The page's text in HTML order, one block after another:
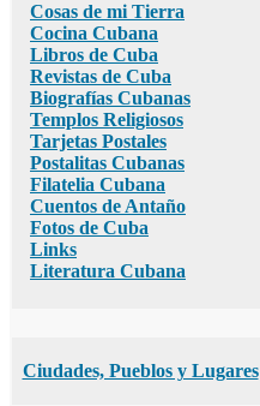
Cosas de mi Tierra
Cocina Cubana
Libros de Cuba
Revistas de Cuba
Biografías Cubanas
Templos Religiosos
Tarjetas Postales
Postalitas Cubanas
Filatelia Cubana
Cuentos de Antaño
Fotos de Cuba
Links
Literatura Cubana
Ciudades, Pueblos y Lugares